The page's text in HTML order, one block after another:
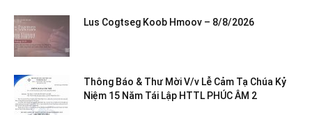
Lus Cogtseg Koob Hmoov – 8/8/2026
Thông Báo & Thư Mời V/v Lễ Cảm Tạ Chúa Kỷ
Niệm 15 Năm Tái Lập HTTL PHÚC ÂM 2